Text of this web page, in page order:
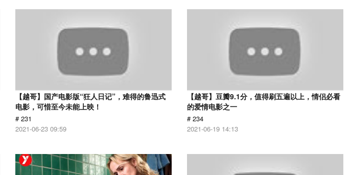
【越哥】国产电影版“狂人日记”，难得的鲁迅式
电影，可惜至今未能上映！
# 231
2021-06-23 09:59
【越哥】豆瓣9.1分，值得刷五遍以上，情侣必看
的爱情电影之一
# 234
2021-06-19 14:13